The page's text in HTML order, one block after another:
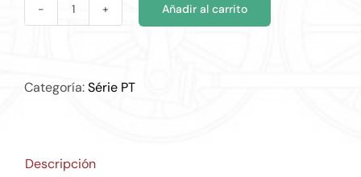
PT007
Añadir al carrito
Categoría:Série PT
Descripción